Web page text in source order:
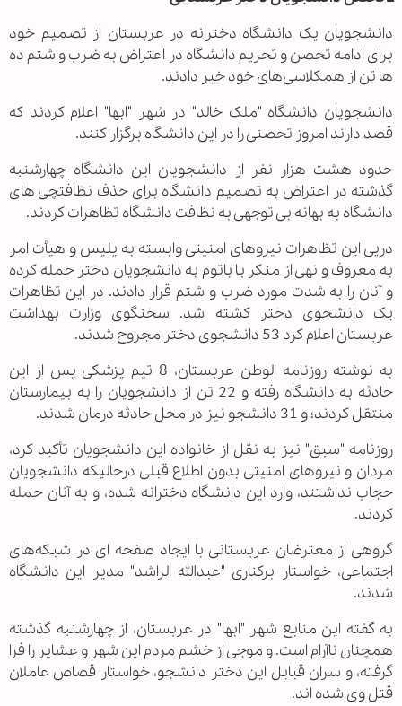
دانشجویان یک دانشگاه دخترانه در عربستان از تصمیم خود
برای ادامه تحصن و تحریم دانشگاه در اعتراض به ضرب و شتم ده
ها تن از همکلاسی‌های خود خبر دادند.
دانشجویان دانشگاه "ملک خالد" در شهر "ابها" اعلام کردند که
قصد دارند امروز تحصنی را در این دانشگاه برگزار کنند.
حدود هشت هزار نفر از دانشجویان این دانشگاه چهارشنبه
گذشته در اعتراض به تصمیم دانشگاه برای حذف نظافتچی های
دانشگاه به بهانه بی توجهی به نظافت دانشگاه تظاهرات کردند.
درپی این تظاهرات نیروهای امنیتی وابسته به پلیس و هیأت امر
به معروف و نهی از منکر با باتوم به دانشجویان دختر حمله کرده
و آنان را به شدت مورد ضرب و شتم قرار دادند. در این تظاهرات
یک دانشجوی دختر کشته شد‌. سخنگوی وزارت بهداشت
عربستان اعلام کرد 53 دانشجوی دختر مجروح شدند.
به نوشته روزنامه الوطن عربستان، 8 تیم پزشکی پس از این
حادثه به دانشگاه رفته و 22 تن از دانشجویان را به بیمارستان
منتقل کردند؛ و 31 دانشجو نیز در محل حادثه درمان شدند.
روزنامه "سبق" نیز به نقل از خانواده این دانشجویان تأکید کرد،
مردان و نیروهای امنیتی بدون اطلاع قبلی درحالیکه دانشجویان
حجاب نداشتند، وارد این دانشگاه دخترانه شده، و به آنان حمله
کردند.
گروهی از معترضان عربستانی با ایجاد صفحه ای در شبکه‌های
اجتماعی، خواستار برکناری "عبدالله الراشد" مدیر این دانشگاه
شدند.
به گفته این منابع شهر "ابها" در عربستان، از چهارشنبه گذشته
همچنان ناآرام است. و موجی از خشم مردم این شهر و عشایر را فرا
گرفته، و سران قبایل این دختر دانشجو، خواستار قصاص عاملان
قتل وی شده اند.